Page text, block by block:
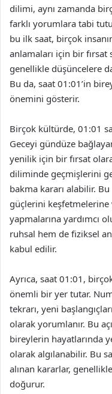
dilimi, aynı zamanda
farklı yorumlara tabi
bu ilk saat, birçok
anlamaları için bir
genellikle düşüncelere
Bu da, saat 01:01’in
önemini gösterir.
Birçok kültürde, 01:01
Geceyi gündüze
yenilik için bir fırsat
diliminde geçmişlerini
bakma kararı alabilir.
güçlerini keşfetmelerine
yapmalarına yardımcı
ruhsal hem de fiziksel
kabul edilir.
Ayrıca, saat 01:01,
önemli bir yer tutar.
tekrarı, yeni
olarak yorumlanır. Bu
bireylerin hayatlarında
olarak algılanabilir. Bu
alınan kararlar,
doğurur.